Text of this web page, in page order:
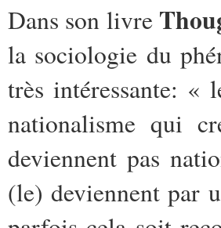
Dans son livre
la sociologie du
très intéressante: «
nationalisme qui
deviennent pas
(le) deviennent par